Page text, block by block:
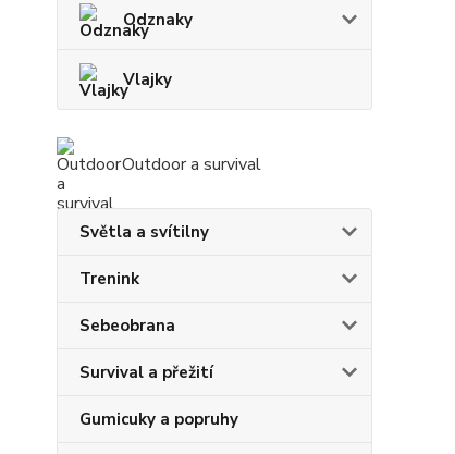
Odznaky
Vlajky
Outdoor a survival
Světla a svítilny
Trenink
Sebeobrana
Survival a přežití
Gumicuky a popruhy